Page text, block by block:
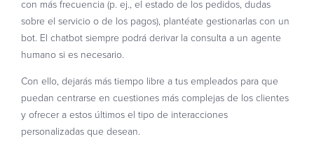
con más frecuencia (p. ej., el estado de los pedidos, dudas
sobre el servicio o de los pagos), plantéate gestionarlas con un
bot. El chatbot siempre podrá derivar la consulta a un agente
humano si es necesario.
Con ello, dejarás más tiempo libre a tus empleados para que
puedan centrarse en cuestiones más complejas de los clientes
y ofrecer a estos últimos el tipo de interacciones
personalizadas que desean.